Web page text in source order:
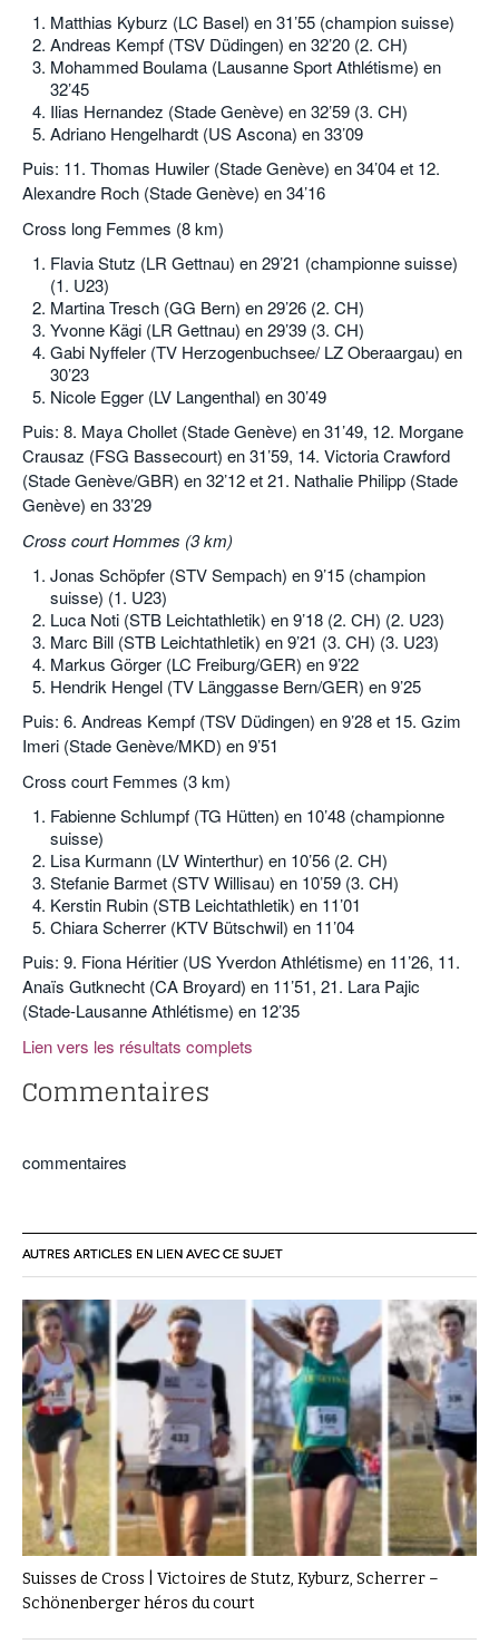
Matthias Kyburz (LC Basel) en 31’55 (champion suisse)
Andreas Kempf (TSV Düdingen) en 32’20 (2. CH)
Mohammed Boulama (Lausanne Sport Athlétisme) en
32’45
Ilias Hernandez (Stade Genève) en 32’59 (3. CH)
Adriano Hengelhardt (US Ascona) en 33’09
Puis: 11. Thomas Huwiler (Stade Genève) en 34’04 et 12.
Alexandre Roch (Stade Genève) en 34’16
Cross long Femmes (8 km)
Flavia Stutz (LR Gettnau) en 29’21 (championne suisse)
(1. U23)
Martina Tresch (GG Bern) en 29’26 (2. CH)
Yvonne Kägi (LR Gettnau) en 29’39 (3. CH)
Gabi Nyffeler (TV Herzogenbuchsee/ LZ Oberaargau) en
30’23
Nicole Egger (LV Langenthal) en 30’49
Puis: 8. Maya Chollet (Stade Genève) en 31’49, 12. Morgane
Crausaz (FSG Bassecourt) en 31’59, 14. Victoria Crawford
(Stade Genève/GBR) en 32’12 et 21. Nathalie Philipp (Stade
Genève) en 33’29
Cross court Hommes (3 km)
Jonas Schöpfer (STV Sempach) en 9’15 (champion
suisse) (1. U23)
Luca Noti (STB Leichtathletik) en 9’18 (2. CH) (2. U23)
Marc Bill (STB Leichtathletik) en 9’21 (3. CH) (3. U23)
Markus Görger (LC Freiburg/GER) en 9’22
Hendrik Hengel (TV Länggasse Bern/GER) en 9’25
Puis: 6. Andreas Kempf (TSV Düdingen) en 9’28 et 15. Gzim
Imeri (Stade Genève/MKD) en 9’51
Cross court Femmes (3 km)
Fabienne Schlumpf (TG Hütten) en 10’48 (championne
suisse)
Lisa Kurmann (LV Winterthur) en 10’56 (2. CH)
Stefanie Barmet (STV Willisau) en 10’59 (3. CH)
Kerstin Rubin (STB Leichtathletik) en 11’01
Chiara Scherrer (KTV Bütschwil) en 11’04
Puis: 9. Fiona Héritier (US Yverdon Athlétisme) en 11’26, 11.
Anaïs Gutknecht (CA Broyard) en 11’51, 21. Lara Pajic
(Stade-Lausanne Athlétisme) en 12’35
Lien vers les résultats complets
Commentaires
commentaires
AUTRES ARTICLES EN LIEN AVEC CE SUJET
Suisses de Cross | Victoires de Stutz, Kyburz, Scherrer –
Schönenberger héros du court